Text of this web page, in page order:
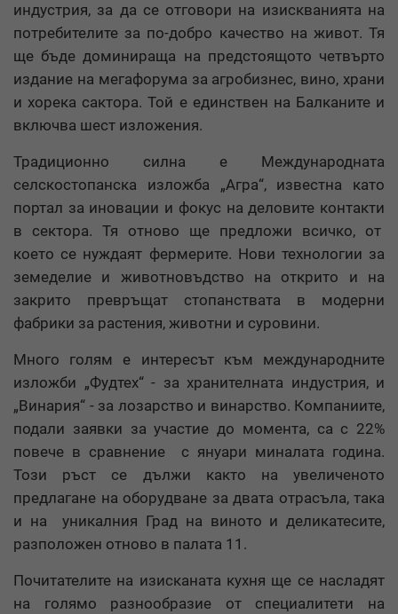
индустрия, за да се отговори на изискванията на
потребителите за по-добро качество на живот. Тя
ще бъде доминираща на предстоящото четвърто
издание на мегафорума за агробизнес, вино, храни
и хорека сактора. Той е единствен на Балканите и
включва шест изложения.
Традиционно силна е Международната
селскостопанска изложба „Агра“, известна като
портал за иновации и фокус на деловите контакти
в сектора. Тя отново ще предложи всичко, от
което се нуждаят фермерите. Нови технологии за
земеделие и животновъдство на открито и на
закрито превръщат стопанствата в модерни
фабрики за растения, животни и суровини.
Много голям е интересът към международните
изложби „Фудтех“ - за хранителната индустрия, и
„Винария“ - за лозарство и винарство. Компаниите,
подали заявки за участие до момента, са с 22%
повече в сравнение с януари миналата година.
Този ръст се дължи както на увеличеното
предлагане на оборудване за двата отрасъла, така
и на уникалния Град на виното и деликатесите,
разположен отново в палата 11.
Почитателите на изисканата кухня ще се насладят
на голямо разнообразие от специалитети на